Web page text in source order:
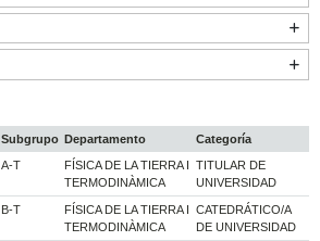
Subgrupo Departamento
Categoría
A-T
FÍSICA DE LA TIERRA I
TERMODINÀMICA
TITULAR DE
UNIVERSIDAD
B-T
FÍSICA DE LA TIERRA I
TERMODINÀMICA
CATEDRÁTICO/A
DE UNIVERSIDAD